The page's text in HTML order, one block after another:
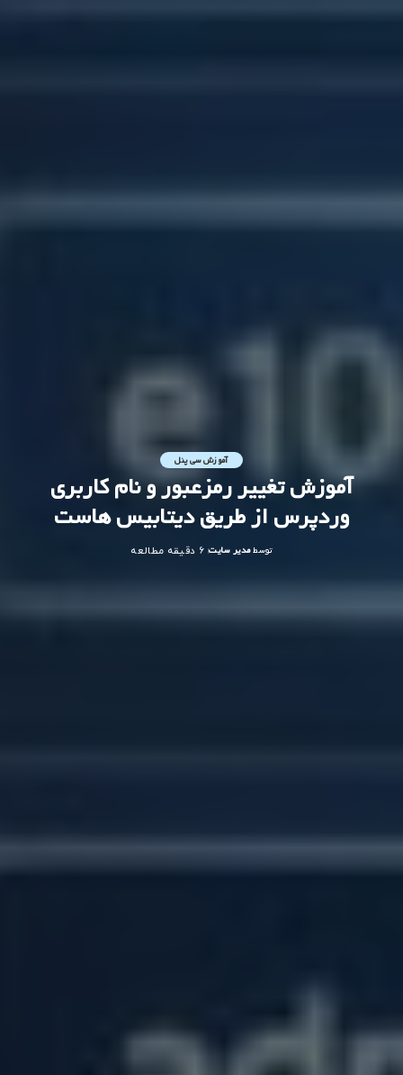
آموزش سی پنل
آموزش تغییر رمزعبور و نام کاربری
وردپرس از طریق دیتابیس هاست
ارسال
توسطمدیر سایت 6 دقیقه مطالعه